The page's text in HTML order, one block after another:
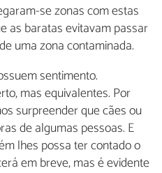
se zonas com estas
as baratas evitavam passar
uma zona contaminada.
sentimento.
mas equivalentes. Por
surpreender que cães ou
de algumas pessoas. E
lhes possa ter contado o
em breve, mas é evidente